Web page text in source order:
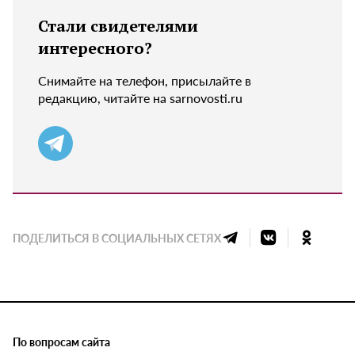
Стали свидетелями
интересного?
Снимайте на телефон, присылайте в
редакцию, читайте на sarnovosti.ru
ПОДЕЛИТЬСЯ В СОЦИАЛЬНЫХ СЕТЯХ
По вопросам сайта